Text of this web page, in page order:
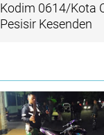
Kodim 0614/Kota
Pesisir Kesenden